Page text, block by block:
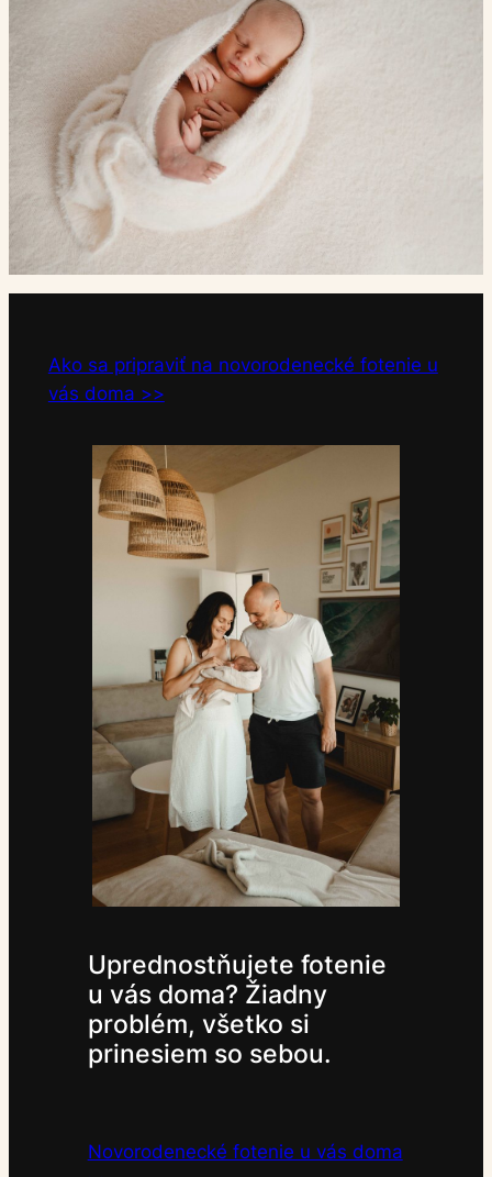
Ako sa pripraviť na novorodenecké fotenie u
vás doma >>
Uprednostňujete fotenie
u vás doma? Žiadny
problém, všetko si
prinesiem so sebou.
Novorodenecké fotenie u vás doma